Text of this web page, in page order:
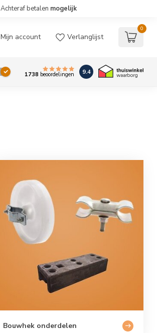
Achteraf betalen mogelijk
Mijn account Verlanglijst
0
1738 beoordelingen 9.4
Bouwhek onderdelen